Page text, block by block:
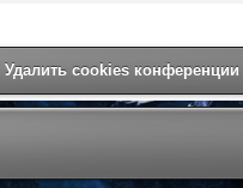
Удалить cookies конференции